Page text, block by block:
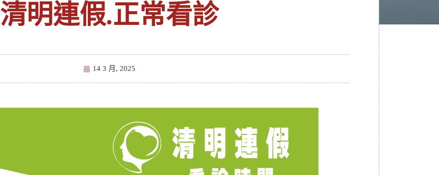
清明連假.正常看診
14 3 月, 2025